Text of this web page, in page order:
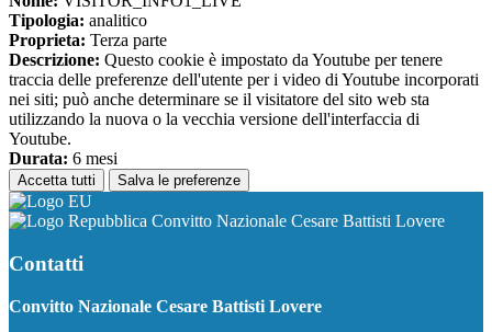
Tipologia: analitico
Proprieta: Terza parte
Descrizione: Questo cookie è impostato da Youtube per tenere
traccia delle preferenze dell'utente per i video di Youtube incorporati
nei siti; può anche determinare se il visitatore del sito web sta
utilizzando la nuova o la vecchia versione dell'interfaccia di
Youtube.
Durata: 6 mesi
Accetta tutti Salva le preferenze
Convitto Nazionale Cesare Battisti Lovere
Contatti
Convitto Nazionale Cesare Battisti Lovere